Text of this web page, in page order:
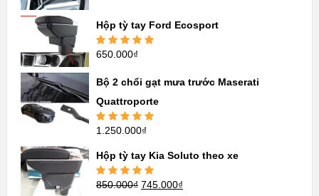
sao
Hộp tỳ tay Ford Ecosport
Được xếp
sao
650.000₫
Bộ 2 chổi gạt mưa trước Maserati
Quattroporte
Được xếp
sao
1.250.000₫
Hộp tỳ tay Kia Soluto theo xe
Được xếp
850.000₫ 745.000₫